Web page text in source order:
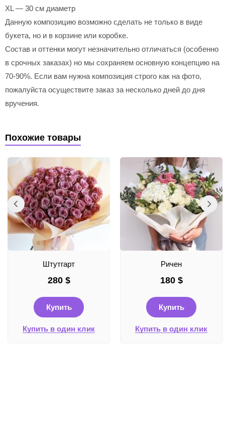
XL — 30 см диаметр
Данную композицию возможно сделать не только в виде
букета, но и в корзине или коробке.
Состав и оттенки могут незначительно отличаться (особенно
в срочных заказах) но мы сохраняем основную концепцию на
70-90%. Если вам нужна композиция строго как на фото,
пожалуйста осуществите заказ за несколько дней до дня
вручения.
Похожие товары
Штутгарт
280 $
Купить
Купить в один клик
Ричен
180 $
Купить
Купить в один клик